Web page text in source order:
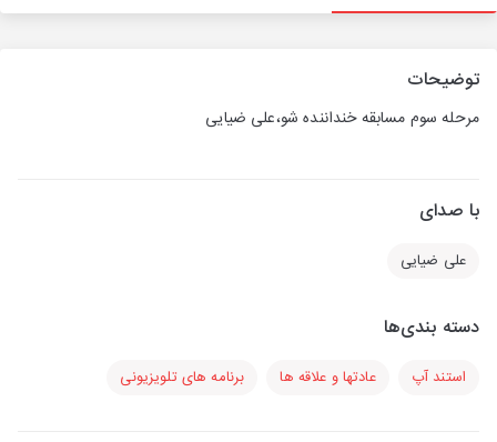
توضیحات
مرحله سوم مسابقه خنداننده شو،علی ضیایی
با صدای
علی ضیایی
دسته بندی‌ها
استند آپ عادتها و علاقه ها برنامه های تلویزیونی